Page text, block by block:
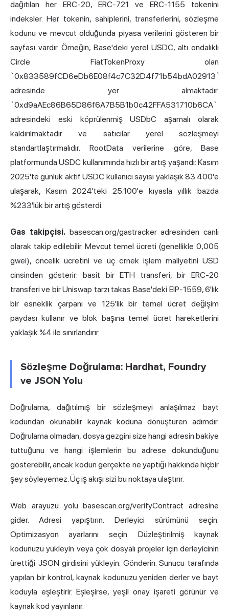
dağıtılan her ERC-20, ERC-721 ve ERC-1155 tokenini
indeksler. Her tokenin, sahiplerini, transferlerini, sözleşme
kodunu ve mevcut olduğunda piyasa verilerini gösteren bir
sayfası vardır. Örneğin, Base'deki yerel USDC, altı ondalıklı
Circle FiatTokenProxy olan
`0x833589fCD6eDb6E08f4c7C32D4f71b54bdA02913`
adresinde yer almaktadır.
`0xd9aAEc86B65D86f6A7B5B1b0c42FFA531710b6CA`
adresindeki eski köprülenmiş USDbC aşamalı olarak
kaldırılmaktadır ve satıcılar yerel sözleşmeyi
standartlaştırmalıdır. RootData verilerine göre, Base
platformunda USDC kullanımında hızlı bir artış yaşandı: Kasım
2025'te günlük aktif USDC kullanıcı sayısı yaklaşık 83.400'e
ulaşarak, Kasım 2024'teki 25.100'e kıyasla yıllık bazda
%233'lük bir artış gösterdi.
Gas takipçisi.basescan.org/gastracker adresinden canlı
olarak takip edilebilir. Mevcut temel ücreti (genellikle 0,005
gwei), öncelik ücretini ve üç örnek işlem maliyetini USD
cinsinden gösterir: basit bir ETH transferi, bir ERC-20
transferi ve bir Uniswap tarzı takas. Base'deki EIP-1559, 6'lık
bir esneklik çarpanı ve 125'lik bir temel ücret değişim
paydası kullanır ve blok başına temel ücret hareketlerini
yaklaşık %4 ile sınırlandırır.
Sözleşme Doğrulama: Hardhat, Foundry
ve JSON Yolu
Doğrulama, dağıtılmış bir sözleşmeyi anlaşılmaz bayt
kodundan okunabilir kaynak koduna dönüştüren adımdır.
Doğrulama olmadan, dosya gezgini size hangi adresin bakiye
tuttuğunu ve hangi işlemlerin bu adrese dokunduğunu
gösterebilir, ancak kodun gerçekte ne yaptığı hakkında hiçbir
şey söyleyemez. Üç iş akışı sizi bu noktaya ulaştırır.
Web arayüzü yolu basescan.org/verifyContract adresine
gider. Adresi yapıştırın. Derleyici sürümünü seçin.
Optimizasyon ayarlarını seçin. Düzleştirilmiş kaynak
kodunuzu yükleyin veya çok dosyalı projeler için derleyicinin
ürettiği JSON girdisini yükleyin. Gönderin. Sunucu tarafında
yapılan bir kontrol, kaynak kodunuzu yeniden derler ve bayt
koduyla eşleştirir. Eşleşirse, yeşil onay işareti görünür ve
kaynak kod yayınlanır.